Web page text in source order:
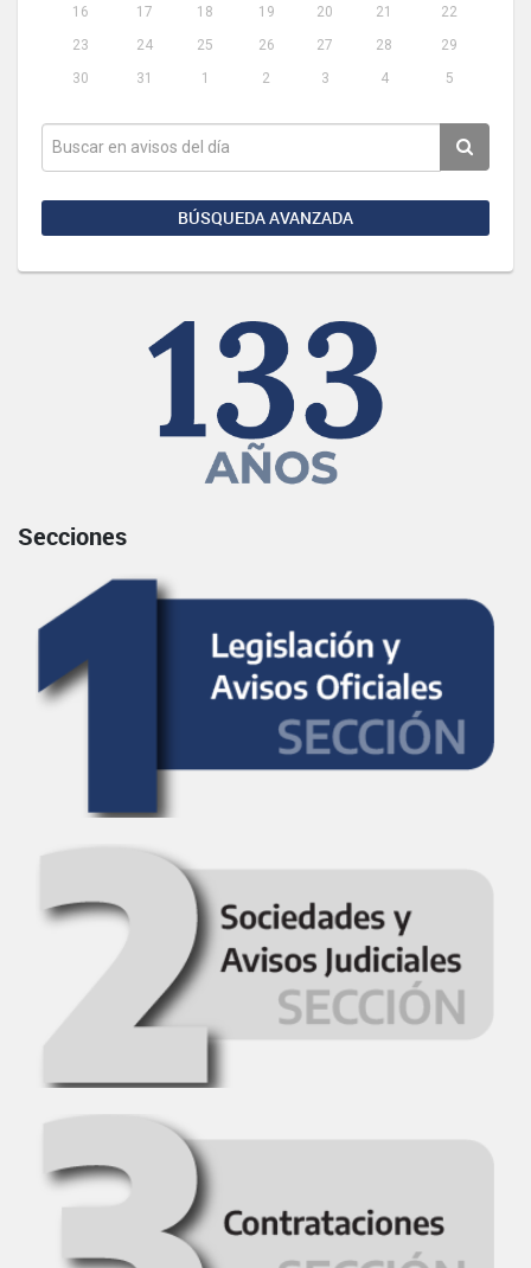
16
17 18 19 20 21
22
23
24 25 26 27 28
29
30
31 1 2 3 4 5
BÚSQUEDA AVANZADA
Secciones